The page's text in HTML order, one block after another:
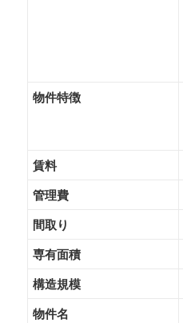
物件特徴
賃料
管理費
間取り
専有面積
構造規模
物件名